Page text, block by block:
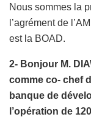
Nous sommes la
l’agrément de
est la BOAD.
2- Bonjour M.
comme co- chef
banque de
l’opération de